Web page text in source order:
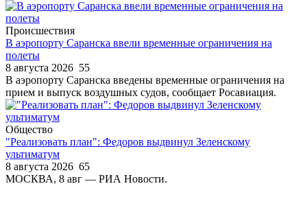
Происшествия
В аэропорту Саранска ввели временные ограничения на
полеты
8 августа 2026 55
В аэропорту Саранска введены временные ограничения на
прием и выпуск воздушных судов, сообщает Росавиация.
Общество
"Реализовать план": Федоров выдвинул Зеленскому
ультиматум
8 августа 2026 65
МОСКВА, 8 авг — РИА Новости.